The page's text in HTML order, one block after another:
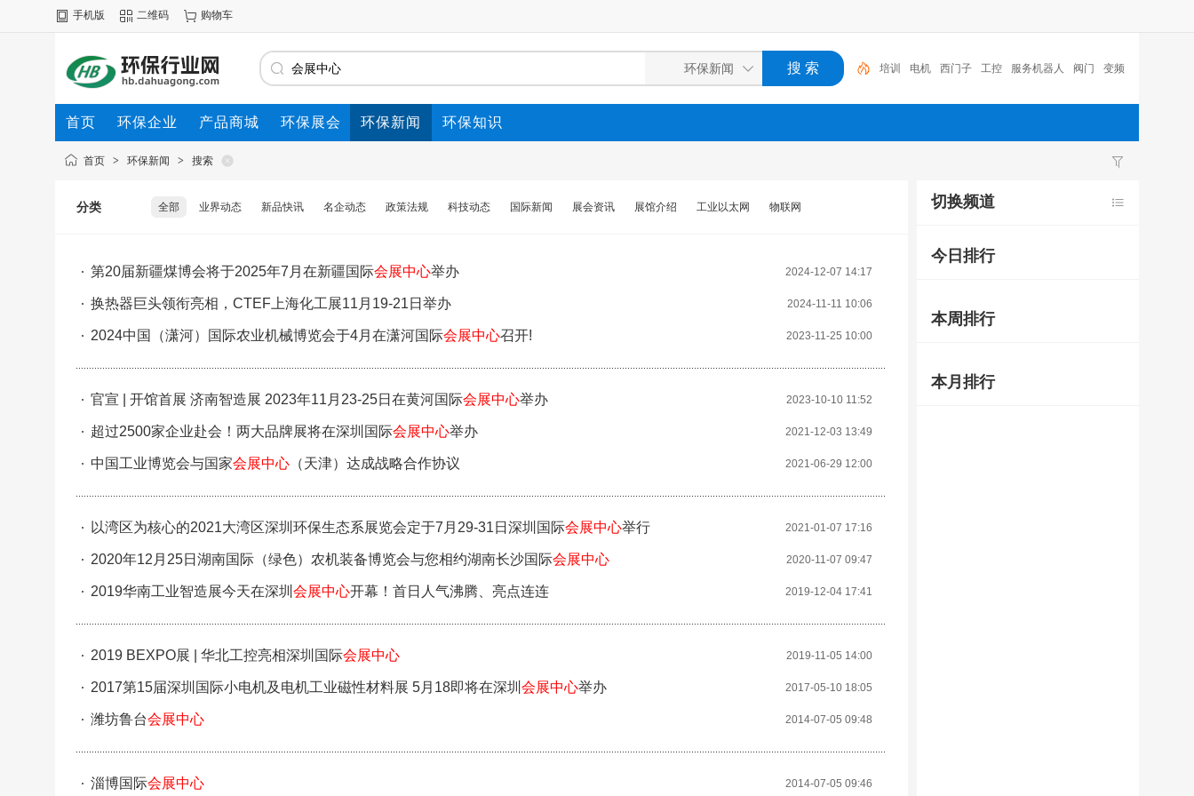
手机版 二维码 购物车
培训 电机 西门子 工控 服务机器人 阀门 变频
器 氢气,加氢站 PLC 会展中心
首页 环保企业 产品商城 环保展会 环保新闻 环保知识
首页 > 环保新闻 > 搜索
分类 全部 业界动态 新品快讯 名企动态 政策法规 科技动态 国际新闻 展会资讯 展馆介绍 工业以太网 物联网
2024-12-07 14:17
第20届新疆煤博会将于2025年7月在新疆国际会展中心举办
2024-11-11 10:06
换热器巨头领衔亮相，CTEF上海化工展11月19-21日举办
2023-11-25 10:00
2024中国（潇河）国际农业机械博览会于4月在潇河国际会展中心召开!
2023-10-10 11:52
官宣 | 开馆首展 济南智造展 2023年11月23-25日在黄河国际会展中心举办
2021-12-03 13:49
超过2500家企业赴会！两大品牌展将在深圳国际会展中心举办
2021-06-29 12:00
中国工业博览会与国家会展中心 （天津）达成战略合作协议
2021-01-07 17:16
以湾区为核心的2021大湾区深圳环保生态系展览会定于7月29-31日深圳国际会展中心举行
2020-11-07 09:47
2020年12月25日湖南国际（绿色）农机装备博览会与您相约湖南长沙国际会展中心
2019-12-04 17:41
2019华南工业智造展今天在深圳 会展中心开幕！首日人气沸腾、亮点连连
2019-11-05 14:00
2019 BEXPO展 | 华北工控亮相深圳国际会展中心
2017-05-10 18:05
2017第15届深圳国际小电机及电机工业磁性材料展 5月18即将在深圳 会展中心举办
2014-07-05 09:48
潍坊鲁台会展中心
2014-07-05 09:46
淄博国际会展中心
切换频道
今日排行
本周排行
本月排行